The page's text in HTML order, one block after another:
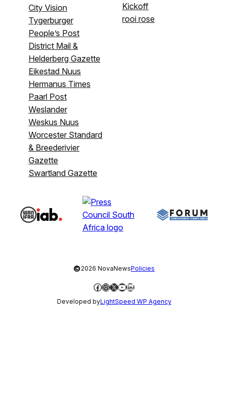
City Vision
Tygerburger
People’s Post
District Mail &
Helderberg Gazette
Eikestad Nuus
Hermanus Times
Paarl Post
Weslander
Weskus Nuus
Worcester Standard
& Breederivier
Gazette
Swartland Gazette
Kickoff
rooi rose
©2026 NovaNewsPolicies
Facebook
Instagram
X YouTube
LinkedIn
Developed byLightSpeed WP Agency